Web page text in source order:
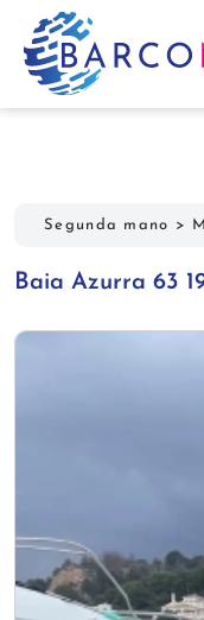
Segunda mano >
Baia Azurra 63